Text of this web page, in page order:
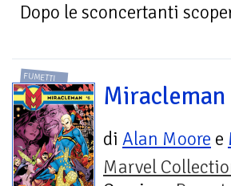
Dopo le sconcertanti
FUMETTI
Miracleman
di Alan Moore e
Marvel